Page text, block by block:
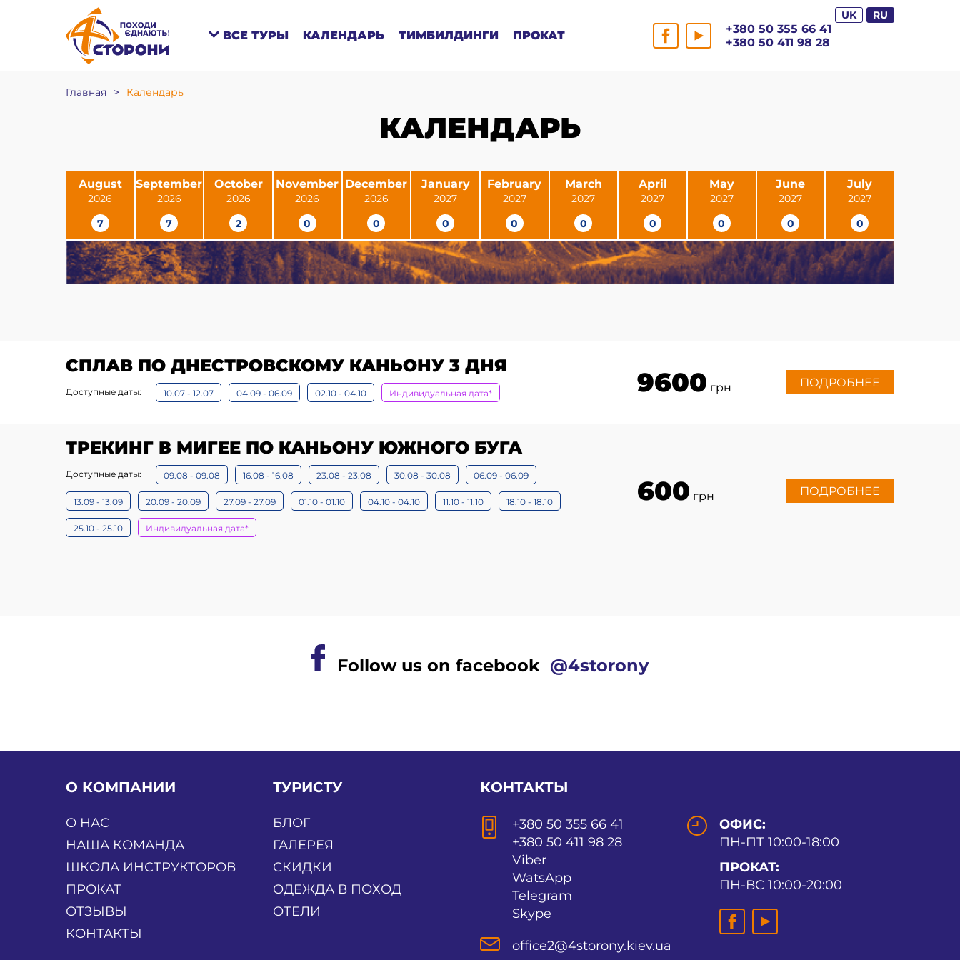
ВСЕ ТУРЫ КАЛЕНДАРЬ ТИМБИЛДИНГИ ПРОКАТ
UK RU
+380 50 355 66 41
+380 50 411 98 28
Главная > Календарь
КАЛЕНДАРЬ
August
2026
7
September
2026
7
October
2026
2
November
2026
0
December
2026
0
January
2027
0
February
2027
0
March
2027
0
April
2027
0
May
2027
0
June
2027
0
July
2027
0
СПЛАВ ПО ДНЕСТРОВСКОМУ КАНЬОНУ 3 ДНЯ
Доступные даты: 10.07 - 12.07 04.09 - 06.09 02.10 - 04.10 Индивидуальная дата* 9600 грн ПОДРОБНЕЕ
ТРЕКИНГ В МИГЕЕ ПО КАНЬОНУ ЮЖНОГО БУГА
Доступные даты: 09.08 - 09.08 16.08 - 16.08 23.08 - 23.08 30.08 - 30.08 06.09 - 06.09
13.09 - 13.09 20.09 - 20.09 27.09 - 27.09 01.10 - 01.10 04.10 - 04.10 11.10 - 11.10 18.10 - 18.10
25.10 - 25.10 Индивидуальная дата*
600 грн ПОДРОБНЕЕ
Follow us on facebook @4storony
О КОМПАНИИ
О НАС
НАША КОМАНДА
ШКОЛА ИНСТРУКТОРОВ
ПРОКАТ
ОТЗЫВЫ
КОНТАКТЫ
ТУРИСТУ
БЛОГ
ГАЛЕРЕЯ
СКИДКИ
ОДЕЖДА В ПОХОД
ОТЕЛИ
КОНТАКТЫ
+380 50 355 66 41
+380 50 411 98 28
Viber
WatsApp
Telegram
Skype
office2@4storony.kiev.ua
ОФИС:
ПН-ПТ 10:00-18:00
ПРОКАТ:
ПН-ВС 10:00-20:00